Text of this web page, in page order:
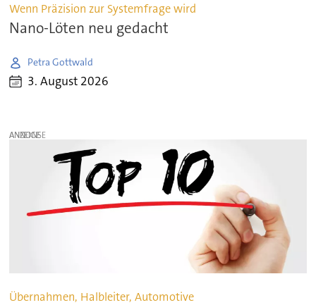
Wenn Präzision zur Systemfrage wird
Nano-Löten neu gedacht
Petra Gottwald
3. August 2026
ANZEIGE
Übernahmen, Halbleiter, Automotive